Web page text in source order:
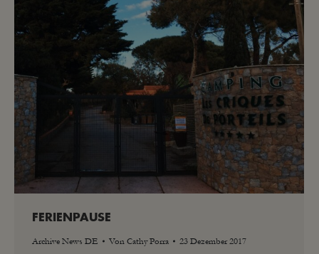
FERIENPAUSE
Archive News DE Von Cathy Porra 23 Dezember 2017